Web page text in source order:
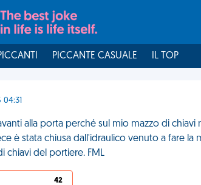
PICCANTE CASUALE IL TOP
alla porta perché sul mio mazzo di chiavi
è stata chiusa dall'idraulico venuto a fare la
chiavi del portiere. FML
42